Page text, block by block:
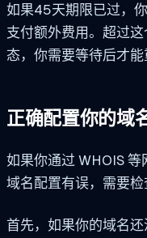
如果45天期限已过，
支付额外费用。超过
态，你需要等待后才能
正确配置你的域
如果你通过 WHOIS
域名配置有误，需要检
首先，如果你的域名